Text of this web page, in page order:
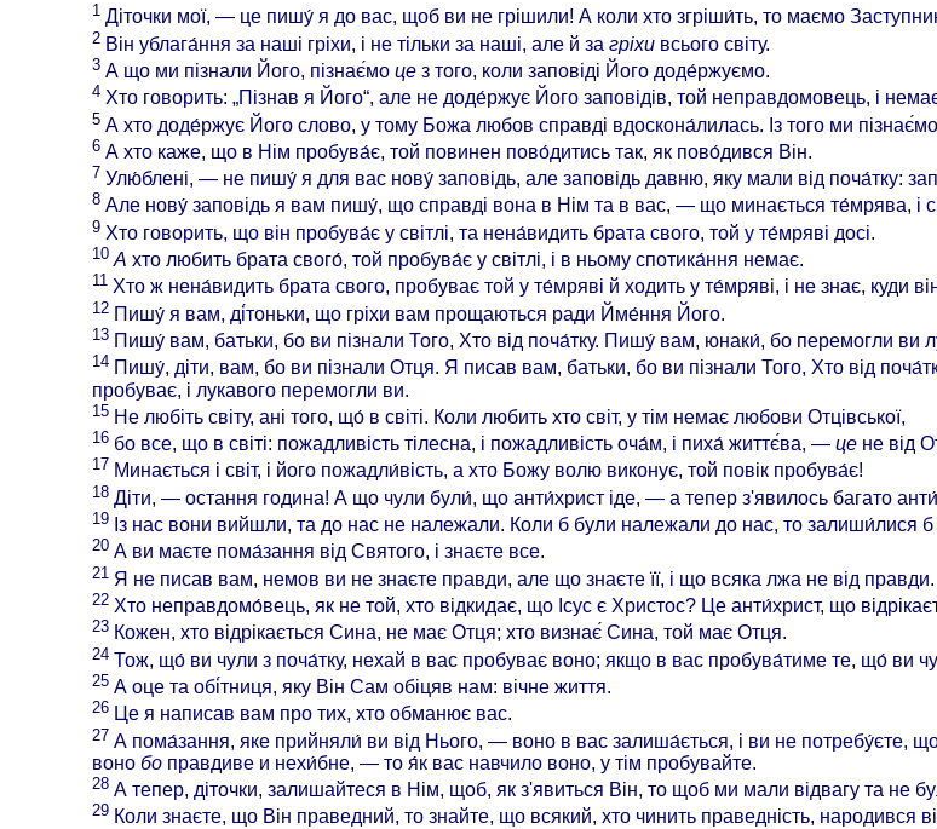
1Діточки мої, — це пишу́ я до вас, щоб ви не грішили! А коли хто згріши́ть, то маємо
2Він ублага́ння за наші гріхи, і не тільки за наші, але й за гріхивсього світу.
3А що ми пізнали Його, пізнає́мо цез того, коли заповіді Його доде́ржуємо.
4Хто говорить: „Пізнав я Його“, але не доде́ржує Його заповідів, той неправдомовець, і
5А хто доде́ржує Його слово, у тому Божа любов справді вдоскона́лилась. Із того ми
6А хто каже, що в Нім пробува́є, той повинен пово́дитись так, як пово́дився Він.
7 Улю́блені, — не пишу́ я для вас нову́ заповідь, але заповідь давню, яку мали від поча́тку:
8Але нову́ заповідь я вам пишу́, що справді вона в Нім та в вас, — що минається те́мрява, і
9Хто говорить, що він пробува́є у світлі, та нена́видить брата свого, той у те́мряві досі.
10 А хто любить брата свого́, той пробува́є у світлі, і в ньому спотика́ння немає.
11Хто ж нена́видить брата свого, пробуває той у те́мряві й ходить у те́мряві, і не знає, куди
12Пишу́ я вам, ді́тоньки, що гріхи вам прощаються ради Йме́ння Його.
13Пишу́ вам, батьки, бо ви пізнали Того, Хто від поча́тку. Пишу́ вам, юнаки́, бо перемогли ви
14Пишу́, діти, вам, бо ви пізнали Отця. Я писав вам, батьки, бо ви пізнали Того, Хто від
пробуває, і лукавого перемогли ви.
15Не любіть світу, ані того, що́ в світі. Коли любить хто світ, у тім немає любови Отцівської,
16бо все, що в світі: пожадливість тілесна, і пожадливість оча́м, і пиха́ життє́ва, — цене від
17 Минається і світ, і його пожадли́вість, а хто Божу волю виконує, той повік пробува́є!
18Діти, — остання година! А що чули були́, що анти́христ іде, — а тепер з'явилось багато
19Із нас вони вийшли, та до нас не належали. Коли б були належали до нас, то залиши́лися
20А ви маєте пома́зання від Святого, і знаєте все.
21Я не писав вам, немов ви не знаєте правди, але що знаєте її, і що всяка лжа не від правди.
22Хто неправдомо́вець, як не той, хто відкидає, що Ісус є Христос? Це анти́христ, що
23Кожен, хто відрікається Сина, не має Отця; хто визнає́ Сина, той має Отця.
24Тож, що́ ви чули з поча́тку, нехай в вас пробуває воно; якщо в вас пробува́тиме те, що́ ви
25А оце та обі́тниця, яку Він Сам обіцяв нам: вічне життя.
26Це я написав вам про тих, хто обманює вас.
27 А пома́зання, яке прийняли́ ви від Нього, — воно в вас залиша́ється, і ви не потребу́єте,
воно боправдиве и нехи́бне, — то я́к вас навчило воно, у тім пробувайте.
28А тепер, діточки, залишайтеся в Нім, щоб, як з'явиться Він, то щоб ми мали відвагу та не
29Коли знаєте, що Він праведний, то знайте, що всякий, хто чинить праведність, народився